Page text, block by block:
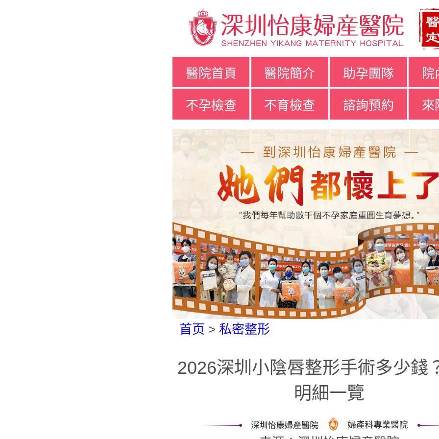
醫院首頁 醫院簡介 助孕團隊 院
不孕檢查 不育檢查 諮詢預約 來
首页 > 私密整形
2026深圳小陰唇整形手術多少錢
明細一覽